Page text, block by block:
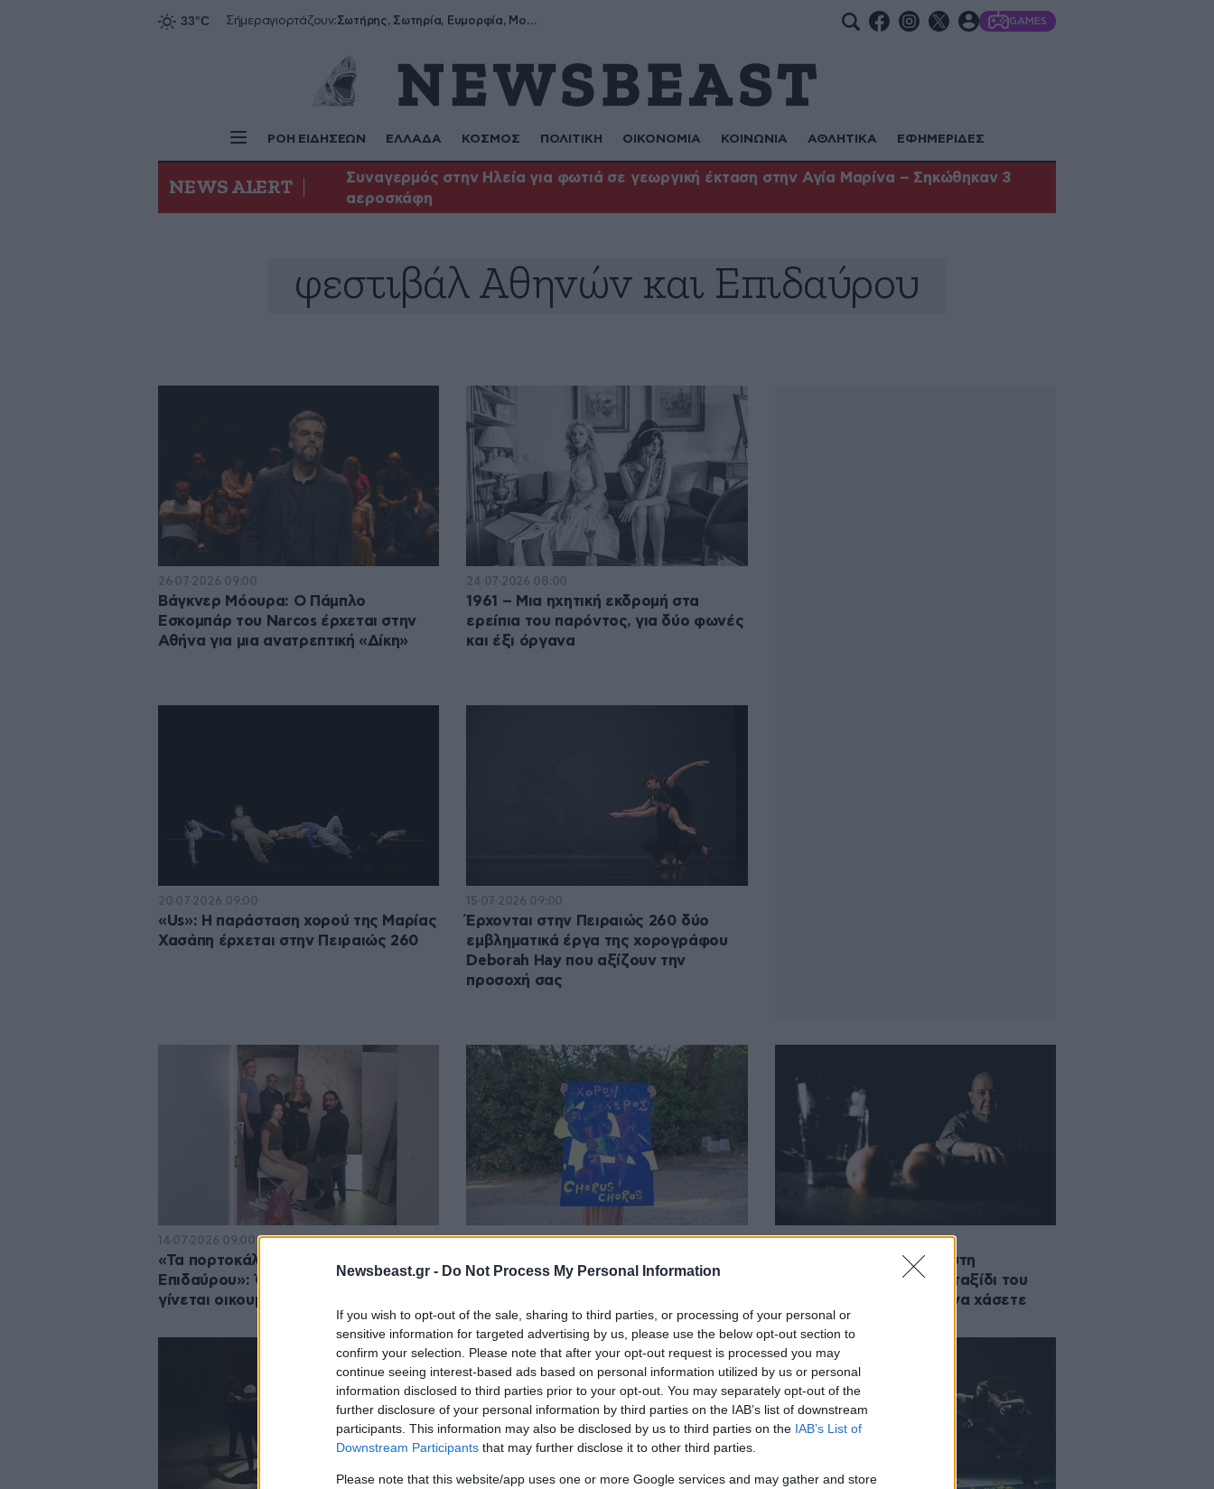
Newsbeast.gr - Do Not Process My Personal Information
If you wish to opt-out of the sale, sharing to third parties, or processing of your personal or
sensitive information for targeted advertising by us, please use the below opt-out section to
confirm your selection. Please note that after your opt-out request is processed you may
continue seeing interest-based ads based on personal information utilized by us or personal
information disclosed to third parties prior to your opt-out. You may separately opt-out of the
further disclosure of your personal information by third parties on the IAB’s list of downstream
participants. This information may also be disclosed by us to third parties on the IAB’s List of
Downstream Participants that may further disclose it to other third parties.
Please note that this website/app uses one or more Google services and may gather and store
Σήμεραγιορτάζουν: Σωτήρης, Σωτηρία, Ευμορφία, Μορφούλα GAMES
ΡΟΗ ΕΙΔΗΣΕΩΝ ΕΛΛΑΔΑ ΚΟΣΜΟΣ ΠΟΛΙΤΙΚΗ ΟΙΚΟΝΟΜΙΑ ΚΟΙΝΩΝΙΑ ΑΘΛΗΤΙΚΑ ΕΦΗΜΕΡΙΔΕΣ
NEWS ALERT
Συναγερμός στην Ηλεία για φωτιά σε γεωργική έκταση στην Αγία Μαρίνα – Σηκώθηκαν 3
αεροσκάφη
φεστιβάλ Αθηνών και Επιδαύρου
26·07·2026 09:00
Βάγκνερ Μόουρα: Ο Πάμπλο
Εσκομπάρ του Narcos έρχεται στην
Αθήνα για μια ανατρεπτική «Δίκη»
24·07·2026 08:00
1961 – Μια ηχητική εκδρομή στα
ερείπια του παρόντος, για δύο φωνές
και έξι όργανα
20·07·2026 09:00
«Us»: Η παράσταση χορού της Μαρίας
Χασάπη έρχεται στην Πειραιώς 260
15·07·2026 09:00
Έρχονται στην Πειραιώς 260 δύο
εμβληματικά έργα της χορογράφου
Deborah Hay που αξίζουν την
προσοχή σας
14·07·2026 09:00
«Τα πορτοκάλια της Παλαιάς
Επιδαύρου»: Όταν το τοπικό βίωμα
γίνεται οικουμενική θεατρική πράξη
13·07·2026 08:40
Θέατρο της Επιδαύρου ο Χορός
12·07·2026 09:00
«Η μάνα μου με πέταξε στη
θάλασσα»: Το θεατρικό ταξίδι του
Ιουλίου που δεν γίνεται να χάσετε